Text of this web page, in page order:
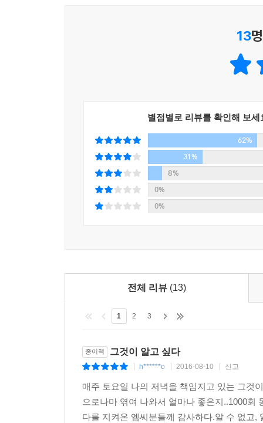
물론, 강기훈 유서 대필 조작 사건, 재야인사 장준
깊이 있게 파고들어 전문성을 높이는가 하면 당
연구원으로 근무하는 고주애 박사 등이 참여했다.
또한 역대 진행자 문성근, 정진영, 김상중을 만
만들어갈 미래를 이야기한 내용을 책 안에
만들어왔는지를 들려준다. 본인이 프로그램의 아
“지금은 방송을 만드는 건 PD라는 인식이 있지
진행자이기 때문에 중립을 지켜야 한다. 하나 때
정도 조절하면서 진행을 하는 편이지만 세월호
‘빅 데이터로 보는 [그것이 알고 싶다]’에서는
대조하며 차별점과 공통점을 분석하는 유의미한
회차는 몇 회였는지 SBS 내부의 데이터 분석자가
팬들이 흥미를 가질 수 있도록 했다.
13
별점별로 리뷰를 확인해 보세
62%
31%
8%
0%
0%
전체 리뷰 (13)
1 2 3
종이책 그것이 알고 싶다
h******o 2016-08-10 신고
매주 토요일 나의 저녁을 책임지고 있는 그것
으로나마 엮여 나와서 얼마나 좋은지..1000회
다를 지켜온 엠씨분들께 감사하다.알 수 없고